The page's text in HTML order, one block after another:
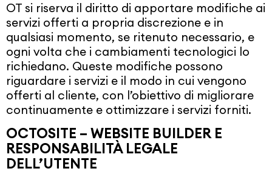
OT si riserva il diritto di apportare modifiche ai
servizi offerti a propria discrezione e in
qualsiasi momento, se ritenuto necessario, e
ogni volta che i cambiamenti tecnologici lo
richiedano. Queste modifiche possono
riguardare i servizi e il modo in cui vengono
offerti al cliente, con l’obiettivo di migliorare
continuamente e ottimizzare i servizi forniti.
OCTOSITE – WEBSITE BUILDER E
RESPONSABILITÀ LEGALE
DELL’UTENTE